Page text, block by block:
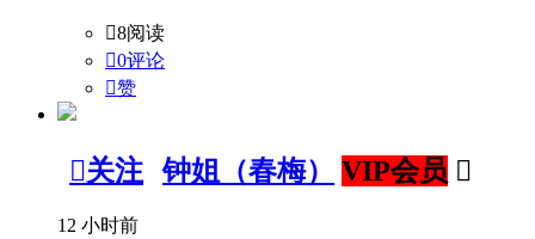
8阅读
0评论
赞
关注 钟姐（春梅） VIP会员 
12 小时前